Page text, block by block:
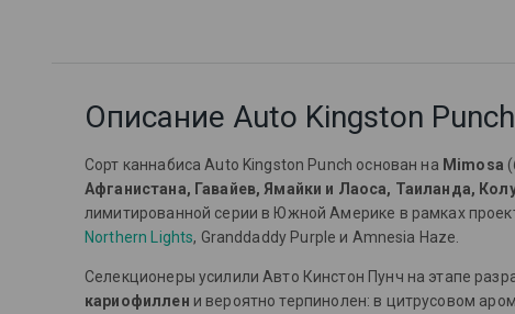
Описание Auto Kingston Punch
Сорт каннабиса Auto Kingston Punch основан на Mimosa (
Афганистана, Гавайев, Ямайки и Лаоса, Таиланда,
лимитированной серии в Южной Америке в рамках
Northern Lights, Granddaddy Purple и Amnesia Haze.
Селекционеры усилили Авто Кинстон Пунч на этапе
кариофиллен и вероятно терпинолен: в цитрусовом